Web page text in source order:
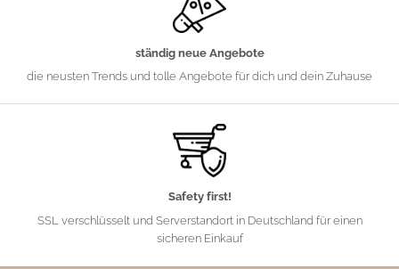
ständig neue Angebote
die neusten Trends und tolle Angebote für dich und dein Zuhause
Safety first!
SSL verschlüsselt und Serverstandort in Deutschland für einen
sicheren Einkauf